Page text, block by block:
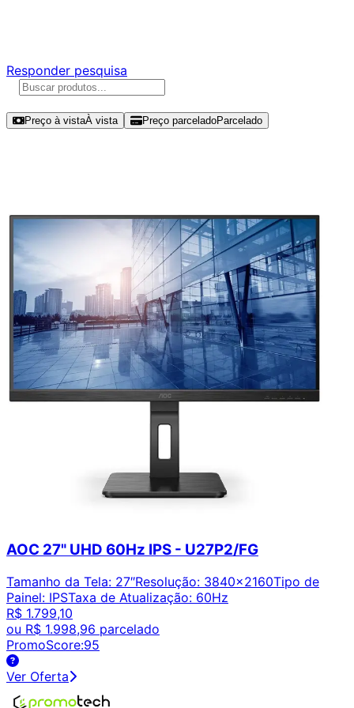
Responder pesquisa
Preço à vistaÀ vista Preço parceladoParcelado
AOC 27" UHD 60Hz IPS - U27P2/FG
Tamanho da Tela: 27″Resolução: 3840x2160Tipo de
Painel: IPSTaxa de Atualização: 60Hz
R$ 1.799,10
ou R$ 1.998,96 parcelado
PromoScore:95
Ver Oferta